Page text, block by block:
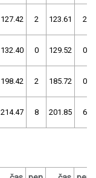
127.42 2 123.61 2
132.40 0 129.52 0
198.42 2 185.72 0
214.47 8 201.85 6